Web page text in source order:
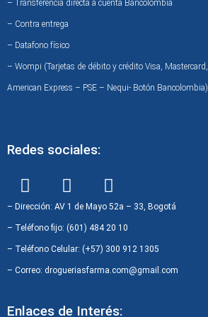
– Transferencia directa a cuenta Bancolombia
– Contra entrega
– Datafono físico
– Wompi (Tarjetas de débito y crédito Visa, Mastercard,
American Express – PSE – Nequi- Botón Bancolombia)
Redes sociales:
F
a
c
e
b
o
I
n
s
t
a
g
W
h
a
t
s
a
– Dirección: AV 1 de Mayo 52a – 33, Bogotá
– Teléfono fijo: (601) 484 20 10
– Teléfono Celular: (+57) 300 912 1305
– Correo: drogueriasfarma.com@gmail.com
Enlaces de Interés: